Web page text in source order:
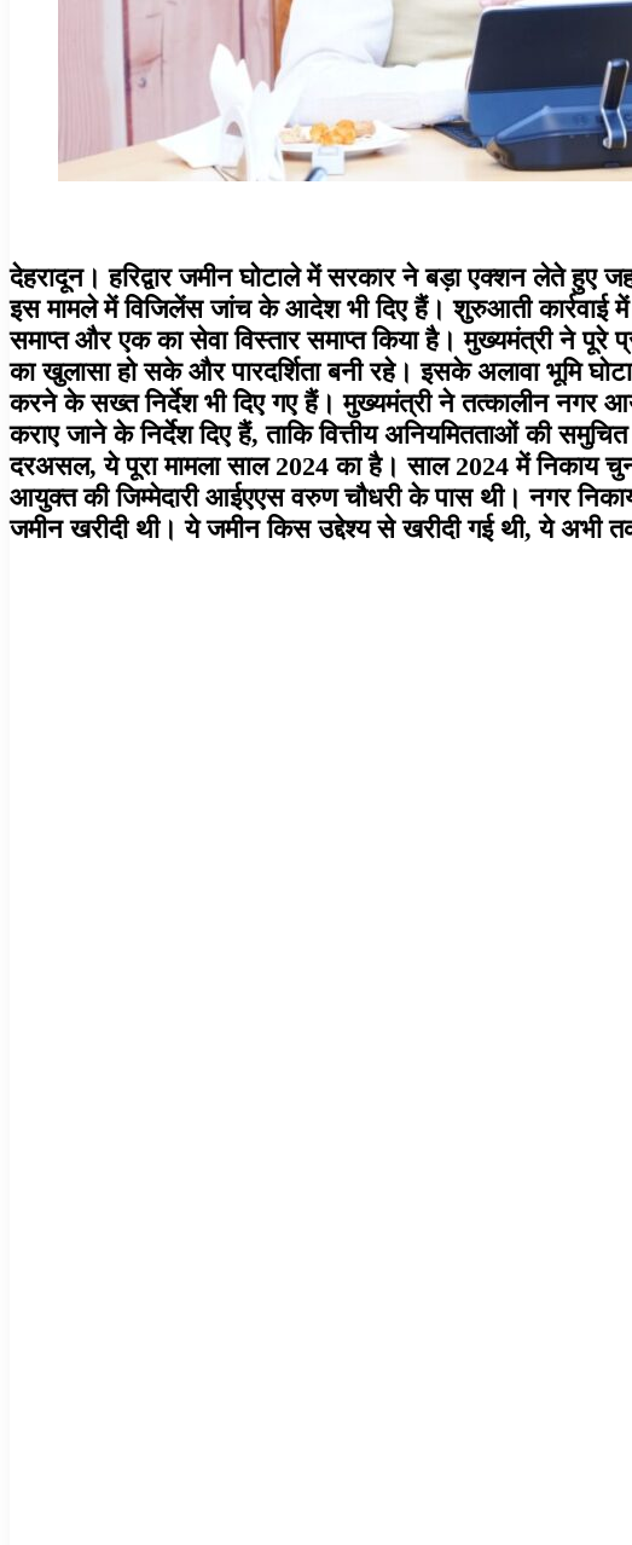
देहरादून। हरिद्वार जमीन घोटाले में सरकार ने बड़ा एक्शन लेते हुए
इस मामले में विजिलेंस जांच के आदेश भी दिए हैं। शुरुआती कार्रवाई
समाप्त और एक का सेवा विस्तार समाप्त किया है। मुख्यमंत्री ने पूरे
का खुलासा हो सके और पारदर्शिता बनी रहे। इसके अलावा भूमि
करने के सख्त निर्देश भी दिए गए हैं। मुख्यमंत्री ने तत्कालीन नगर
कराए जाने के निर्देश दिए हैं, ताकि वित्तीय अनियमितताओं की
दरअसल, ये पूरा मामला साल 2024 का है। साल 2024 में निकाय
आयुक्त की जिम्मेदारी आईएएस वरुण चौधरी के पास थी। नगर निकाय
जमीन खरीदी थी। ये जमीन किस उद्देश्य से खरीदी गई थी, ये अभी